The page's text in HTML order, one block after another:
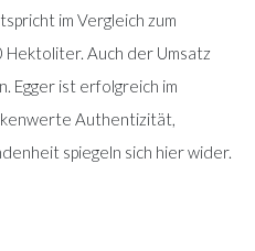
im Vergleich zum
Hektoliter. Auch der Umsatz
Egger ist erfolgreich im
Authentizität,
spiegeln sich hier wider.